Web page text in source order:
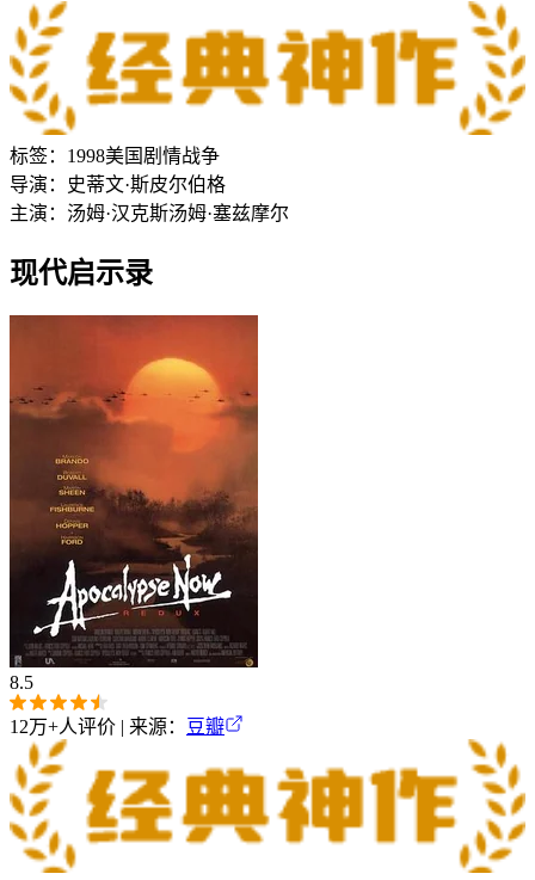
标签： 1998美国 剧情战争
导演：
史蒂文·斯皮尔伯格
主演： 汤姆·汉克斯汤姆·塞兹摩尔
现代启示录
8.5
12万+人评价 | 来源： 豆瓣